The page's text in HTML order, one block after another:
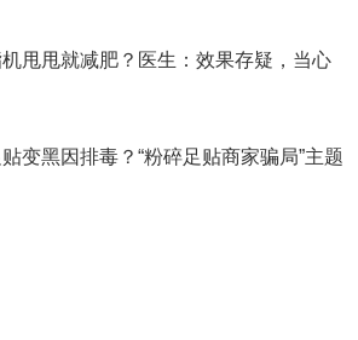
甩甩就减肥？医生：效果存疑，当心
变黑因排毒？“粉碎足贴商家骗局”主题